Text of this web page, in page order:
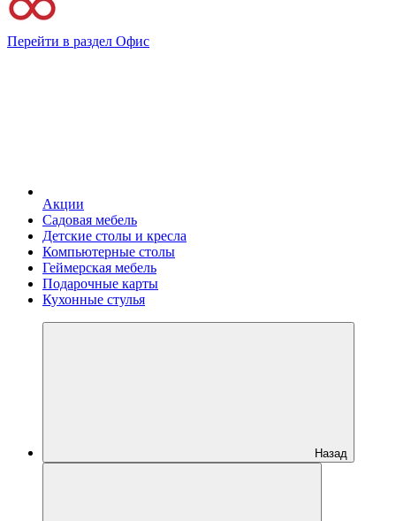
Перейти в раздел Офис
Акции
Садовая мебель
Детские столы и кресла
Компьютерные столы
Геймерская мебель
Подарочные карты
Кухонные стулья
Назад